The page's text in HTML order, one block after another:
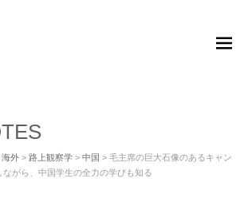
海外 > 路上観察学 > 中国 > 毛主席の巨大石像のあるキャン
がら、中国学生の全力の学びも知る